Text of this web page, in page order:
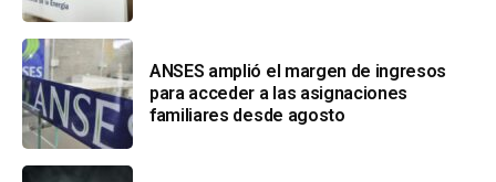
ANSES amplió el margen de ingresos
para acceder a las asignaciones
familiares desde agosto